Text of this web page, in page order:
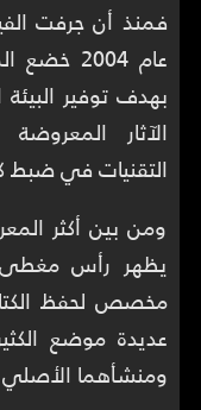
فمنذ أن جرفت
عام
بهدف توفير
الآثار
التقنيات في ضبط
ومن بين أكثر
يظهر رأس مغطى
مخصص لحفظ
عديدة موضع
ومنشأهما